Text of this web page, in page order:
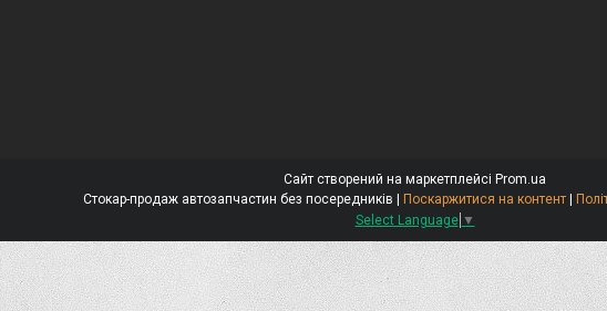
Сайт створений на маркетплейсі Prom.ua
Поскаржитися на контент
Select Language ▼